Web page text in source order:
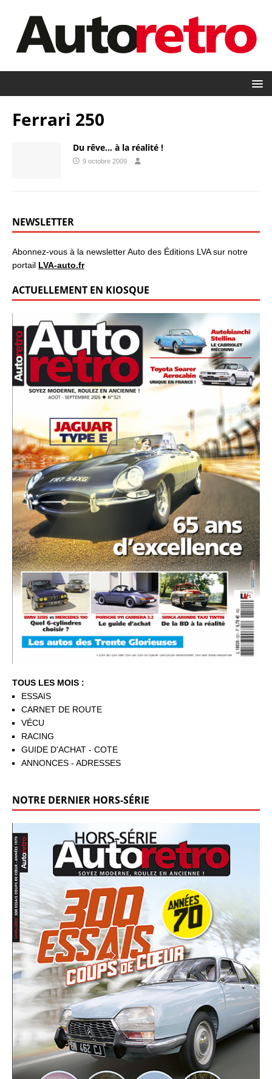
Ferrari 250
Du rêve… à la réalité !
9 octobre 2009
NEWSLETTER
Abonnez-vous à la newsletter Auto des Éditions LVA sur notre
portail LVA-auto.fr
ACTUELLEMENT EN KIOSQUE
TOUS LES MOIS :
ESSAIS
CARNET DE ROUTE
VÉCU
RACING
GUIDE D'ACHAT - COTE
ANNONCES - ADRESSES
NOTRE DERNIER HORS-SÉRIE